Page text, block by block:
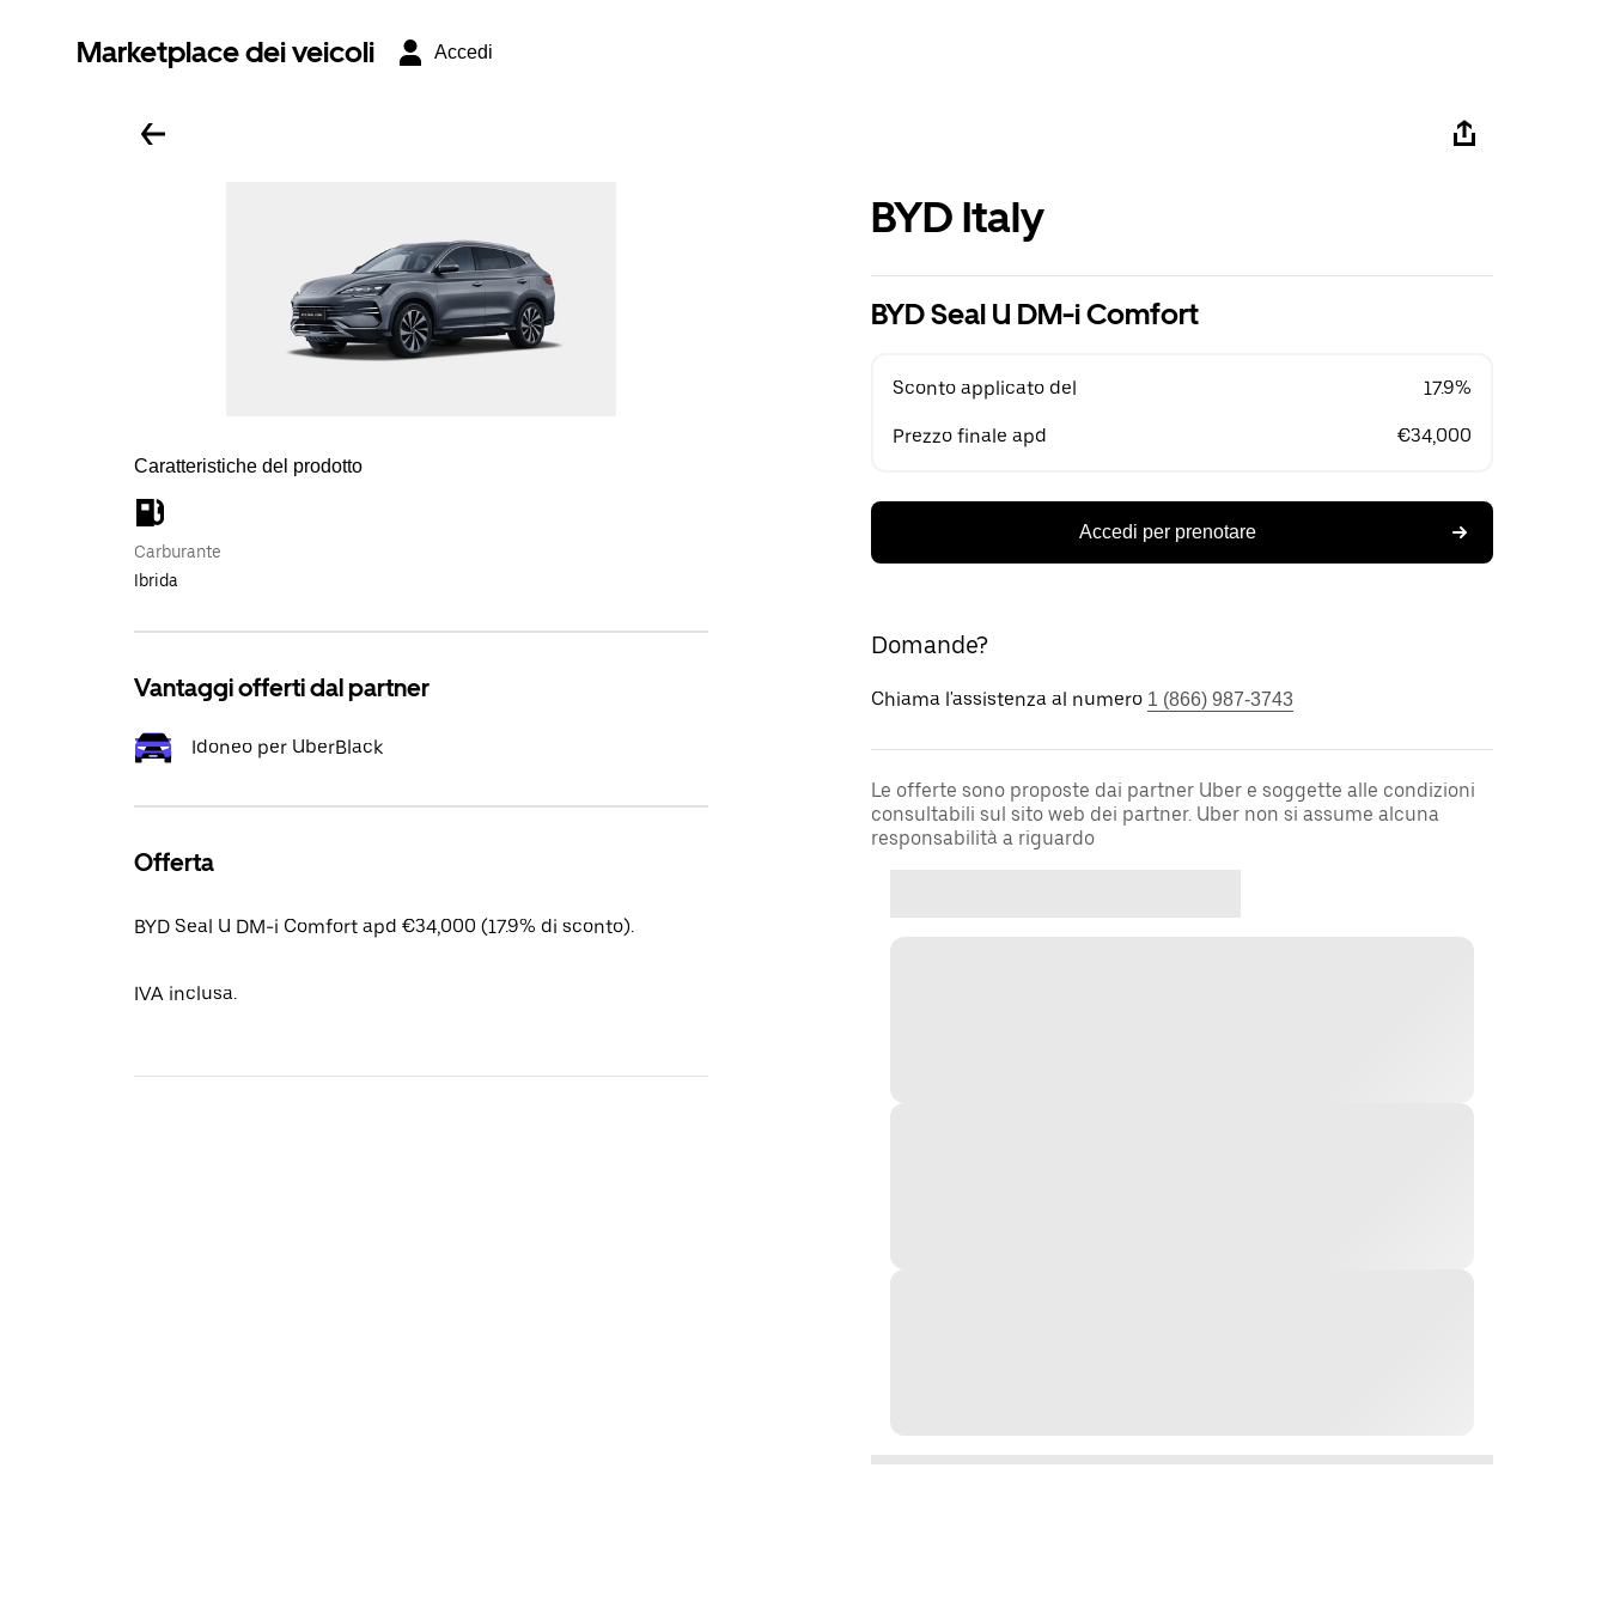
Marketplace dei veicoli Accedi
Caratteristiche del prodotto
Carburante
Ibrida
Vantaggi offerti dal partner
Idoneo per UberBlack
Offerta
BYD Seal U DM-i Comfort apd €34,000 (17.9% di sconto).
IVA inclusa.
BYD Italy
BYD Seal U DM-i Comfort
Sconto applicato del 17.9%
Prezzo finale apd €34,000
Accedi per prenotare
Domande?
Chiama l'assistenza al numero 1 (866) 987-3743
Le offerte sono proposte dai partner Uber e soggette alle condizioni
consultabili sul sito web dei partner. Uber non si assume alcuna
responsabilità a riguardo